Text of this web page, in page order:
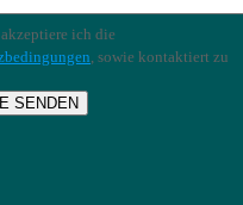
ich die
, sowie kontaktiert zu